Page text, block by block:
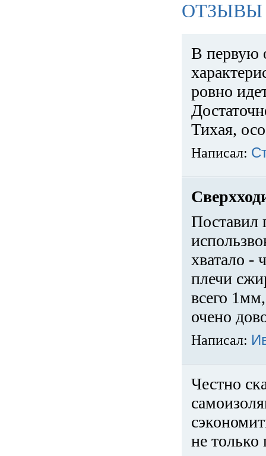
ОТЗЫВЫ
В первую
ровно
Тихая,
Написал:
Поставил
хватало -
плечи
всего
очено
Написал:
Честно
не только